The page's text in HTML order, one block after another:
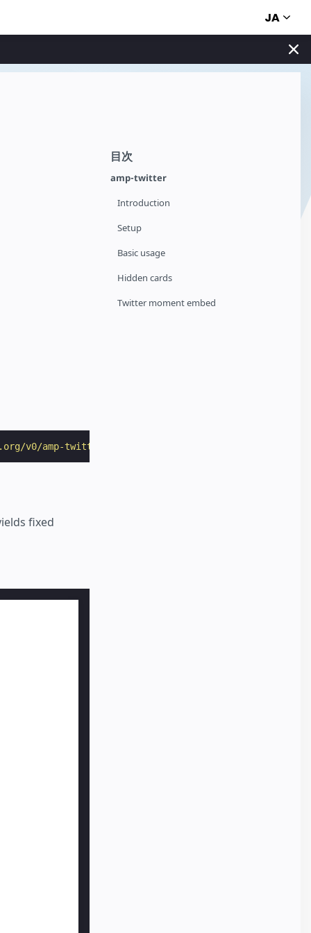
JA
目次
amp-twitter
Introduction
Setup
Basic usage
Hidden cards
Twitter moment embed
v0/amp-twitter-0.1.js"
fixed